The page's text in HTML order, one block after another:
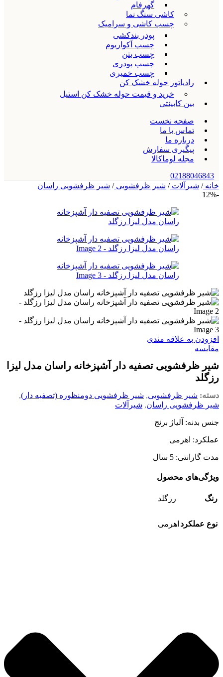
گهرفام
کاشی سنگ نما
چسب کاشی و سرامیک
پودر بندکشی
چسب آکواریوم
چسب بتن
چسب پودری
چسب خمیری
رادیاتور حوله خشک کن
خرید و قیمت حوله خشک کن استیل
بین کابینتی
صفحه نخست
تماس با ما
درباره ما
پیگیری سفارش
مجله لوماکالا
02188046843
خانه/ شیرآلات/ شیر ظرفشویی/ شیر ظرفشویی راسان
-12%
افزودن به علاقه مندی
مقایسه
شیر ظرفشویی تصفیه دار آشپزخانه راسان مدل لیزا
رزگلد
دسته: شیر ظرفشویی, شیر ظرفشویی دومنظوره (تصفیه دار),
شیر ظرفشویی راسان, شیرآلات
جنس بدنه: آلیاژ برنج
عملکرد: اهرمی
مدت گارانتی: 5 سال
ویژگی‌های محصول
رنگ رزگلد
نوع عملکرد اهرمی